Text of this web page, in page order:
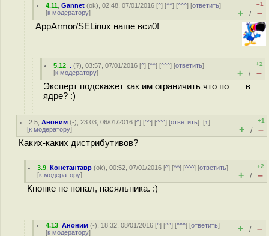
4.11 ,Gannet (ok), 02:48, 07/01/2016 [^] [^^] [^^^] [ответить]
[к модератору]
–1
+ / –
AppArmor/SELinux наше вси0!
5.12 ,. (?), 03:57, 07/01/2016 [^] [^^] [^^^] [ответить]
[к модератору]
+2
+ / –
Эксперт подскажет как им ограничить что по ___в___
ядре? :)
2.5 ,Аноним (-), 23:03, 06/01/2016 [^] [^^] [^^^] [ответить][↑]
[к модератору]
+1
+ / –
Каких-каких дистрибутивов?
3.9 ,Константавр (ok), 00:52, 07/01/2016 [^] [^^] [^^^] [ответить]
[к модератору]
+2
+ / –
Кнопке не попал, насяльника. :)
4.13 ,Аноним (-), 18:32, 08/01/2016 [^] [^^] [^^^] [ответить]
[к модератору] + / –